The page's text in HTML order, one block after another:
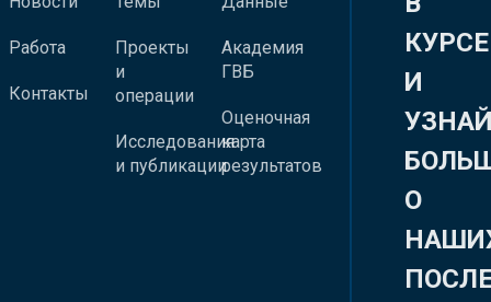
Работа
Контакты
Проекты
и
операции
Исследования
и публикации
Академия
ГВБ
Оценочная
карта
результатов
КУРСЕ
И
О